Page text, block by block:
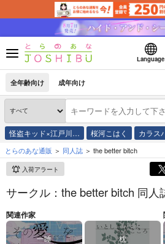
Language
全年齢向け 成年向け
怪盗キッド×江戸川… 桜河こはく カラス
とらのあな通販 同人誌 the better bitch
入荷アラート
サークル：the better bitch 同人
関連作家
一睡 枕